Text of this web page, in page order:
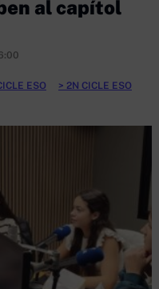
al capítol
ESO
2N CICLE ESO